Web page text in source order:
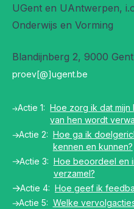
UGent en UAntwerpen,
Onderwijs en Vorming
Blandijnberg 2, 9000 Gent
proev[@]ugent.be
Acties
Actie 1: Hoe zorg ik dat
van hen wordt
Actie 2: Hoe ga ik
kennen en kunnen?
Actie 3: Hoe beoordeel en
verzamel?
Actie 4: Hoe geef ik
Actie 5: Welke